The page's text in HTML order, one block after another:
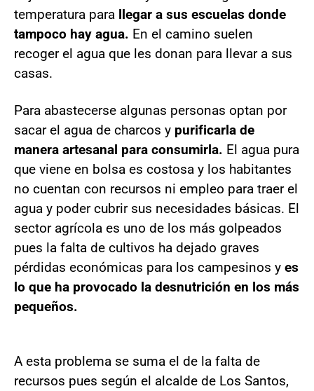
temperatura para llegar a sus escuelas donde
tampoco hay agua. En el camino suelen
recoger el agua que les donan para llevar a sus
casas.
Para abastecerse algunas personas optan por
sacar el agua de charcos y purificarla de
manera artesanal para consumirla. El agua pura
que viene en bolsa es costosa y los habitantes
no cuentan con recursos ni empleo para traer el
agua y poder cubrir sus necesidades básicas. El
sector agrícola es uno de los más golpeados
pues la falta de cultivos ha dejado graves
pérdidas económicas para los campesinos y es
lo que ha provocado la desnutrición en los más
pequeños.
A esta problema se suma el de la falta de
recursos pues según el alcalde de Los Santos,